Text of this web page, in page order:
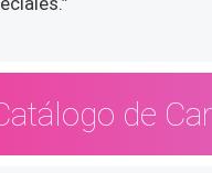
de